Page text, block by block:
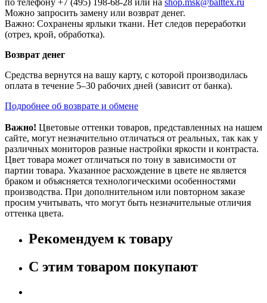
по телефону +7 (495) 198-68-28 или на shop.msk@balttex.ru
Можно запросить замену или возврат денег.
Важно: Сохранены ярлыки ткани. Нет следов переработки
(отрез, крой, обработка).
Возврат денег
Средства вернутся на вашу карту, с которой производилась
оплата в течение 5–30 рабочих дней (зависит от банка).
Подробнее об возврате и обмене
Важно! Цветовые оттенки товаров, представленных на нашем
сайте, могут незначительно отличаться от реальных, так как у
различных мониторов разные настройки яркости и контраста.
Цвет товара может отличаться по тону в зависимости от
партии товара. Указанное расхождение в цвете не является
браком и объясняется технологическими особенностями
производства. При дополнительном или повторном заказе
просим учитывать, что могут быть незначительные отличия
оттенка цвета.
Рекомендуем к товару
С этим товаром покупают